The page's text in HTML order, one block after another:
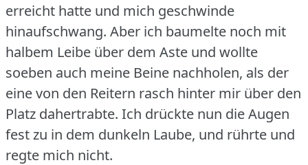
erreicht hatte und mich geschwinde
hinaufschwang. Aber ich baumelte noch mit
halbem Leibe über dem Aste und wollte
soeben auch meine Beine nachholen, als der
eine von den Reitern rasch hinter mir über den
Platz dahertrabte. Ich drückte nun die Augen
fest zu in dem dunkeln Laube, und rührte und
regte mich nicht.